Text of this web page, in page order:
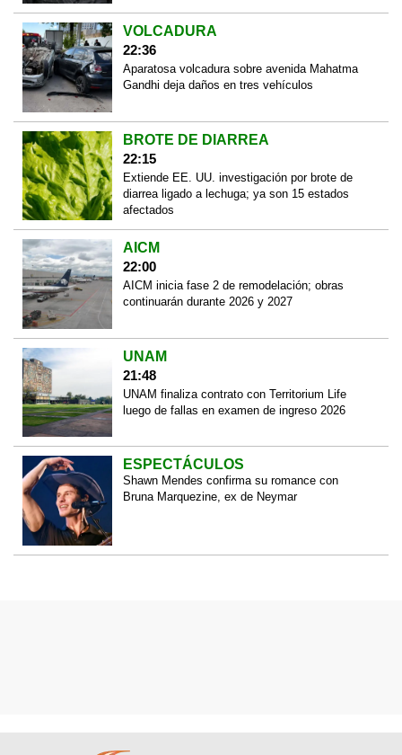
VOLCADURA
22:36
Aparatosa volcadura sobre avenida Mahatma
Gandhi deja daños en tres vehículos
BROTE DE DIARREA
22:15
Extiende EE. UU. investigación por brote de
diarrea ligado a lechuga; ya son 15 estados
afectados
AICM
22:00
AICM inicia fase 2 de remodelación; obras
continuarán durante 2026 y 2027
UNAM
21:48
UNAM finaliza contrato con Territorium Life
luego de fallas en examen de ingreso 2026
ESPECTÁCULOS
Shawn Mendes confirma su romance con
Bruna Marquezine, ex de Neymar